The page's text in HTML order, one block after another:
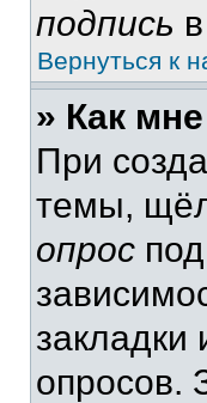
подпись
Вернуться к
» Как
При
темы,
опрос
опросов.